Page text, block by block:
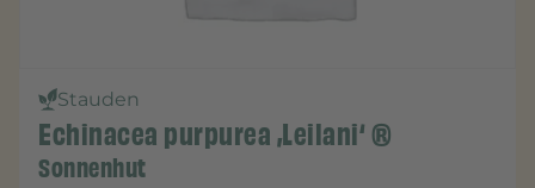
Stauden
Echinacea purpurea ‚Leilani‘ ®
Sonnenhut